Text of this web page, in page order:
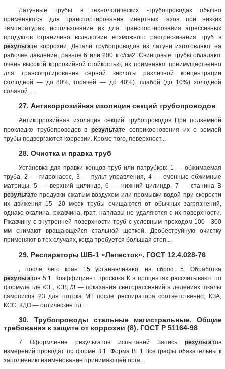
Латунные трубы в технологических -трубопроводах обычно
применяются для транспортирования инертных газов при низких
температурах, использование их для транспортирования агрессивных
продуктов ограничено вследствие возможного растрескивания труб в
результате коррозии. Детали трубопроводов из латуни изготовляют на
рабочее давление, равное 6 или 200 кгс/см2. Свинцовые трубы обладают
очень высокой коррозийной стойкостью; их применяют преимущественно
для транспортирования серной кислоты различной концентрации
(холодной — до 80%, горячей — до 40%). слабой (до 10%) холодной
соляной ...
27. Антикоррозийная изоляция секций трубопроводов
Антикоррозийная изоляция секций трубопроводов При подземной
прокладке трубопроводов врезультате соприкосновения их с землей
трубы подвергаются коррозии. Кроме того, поверхност...
28. Очистка и правка труб
Установка для правки концов труб или патрубков: 1 — обжимаемая
труба, 2 — гидронасос, 3 — пульт управления, 4 — сменные обжимные
матрицы, 5 — верхний цилиндр, 6 — нижний цилиндр, 7 — станина В
результате продувки сжатым воздухом или промывки водой при скорости
их движения 15—20 м/сек трубы очищаются от обычных загрязнений,
однако окалина, ржавчина, грат, наплавы не удаляются с их поверхности.
Ржавчину с внутренней поверхности труб с условным проходом 100—300
мм снимают вращающейся стальной щеткой. Дробеструйную очистку
применяют в тех случаях, когда требуется большая степ...
29. Респираторы ШБ-1 «Лепесток». ГОСТ 12.4.028-76
, после чего кран 15 устанавливают на сброс. 5. Обработка
результатов 5.1. Коэффициент проскока К в процентах рассчитывают по
формуле где /СЕ, /СВ, /З — показания светорассеяний в делениях шкалы
самописца 23 для потока МТ после респиратора соответственно; КЗА,
КСС, КДО — оптические пл...
30. Трубопроводы стальные магистральные. Общие
требования к защите от коррозии (8). ГОСТ Р 51164-98
7 Оформление результатов испытаний Запись результатов
измерений проводят по форме В.1. Форма B. 1 Все графы обязательны к
заполнению наименование принимающей орга...